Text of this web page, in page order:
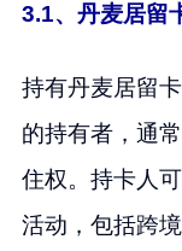
3.1、丹麦居留
持有丹麦居留
的持有者，通
住权。持卡人
活动，包括跨